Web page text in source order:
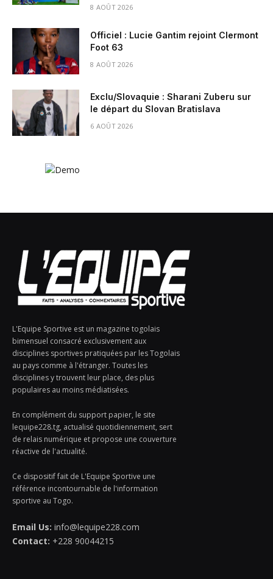
8 AOÛT 2026
Officiel : Lucie Gantim rejoint Clermont
Foot 63
8 AOÛT 2026
Exclu/Slovaquie : Sharani Zuberu sur
le départ du Slovan Bratislava
6 AOÛT 2026
L'Equipe Sportive est un magazine togolais
bimensuel consacré exclusivement aux
disciplines sportives pratiquées par les Togolais
au pays comme à l'étranger. Toutes les
disciplines y trouvent leur place, des plus
populaires au moins médiatisées.
En complément du support papier, le site
lequipe228.tg, actualisé quotidiennement, sert
de relais numérique et propose une couverture
réactive de l'actualité.
Ce dispositif fait de L'Equipe Sportive une
référence incontournable de l'information
sportive au Togo.
Email Us: info@lequipe228.com
Contact: +228 90044215